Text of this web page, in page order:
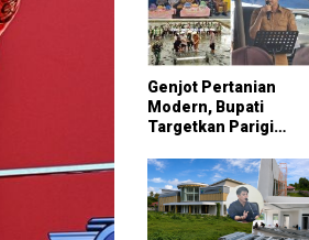
Genjot Pertanian
Modern, Bupati
Targetkan Parigi
Lumbung Pangan
Nasional